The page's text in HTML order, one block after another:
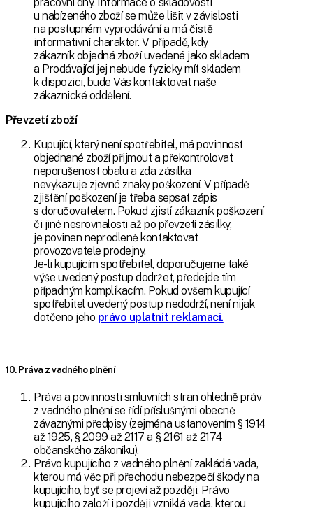
u nabízeného zboží se může lišit v závislosti
na postupném vyprodávání a má čistě
informativní charakter. V případě, kdy
zákazník objedná zboží uvedené jako skladem
a Prodávající jej nebude fyzicky mít skladem
k dispozici, bude Vás kontaktovat naše
zákaznické oddělení.
Převzetí zboží
Kupující, který není spotřebitel, má povinnost
objednané zboží přijmout a překontrolovat
neporušenost obalu a zda zásilka
nevykazuje zjevné znaky poškození. V případě
zjištění poškození je třeba sepsat zápis
s doručovatelem. Pokud zjistí zákazník poškození
či jiné nesrovnalosti až po převzetí zásilky,
je povinen neprodleně kontaktovat
provozovatele prodejny.
Je-li kupujícím spotřebitel, doporučujeme také
výše uvedený postup dodržet, předejde tím
případným komplikacím. Pokud ovšem kupující
spotřebitel uvedený postup nedodrží, není nijak
dotčeno jeho právo uplatnit reklamaci.
10. Práva z vadného plnění
Práva a povinnosti smluvních stran ohledně práv
z vadného plnění se řídí příslušnými obecně
závaznými předpisy (zejména ustanovením § 1914
až 1925, § 2099 až 2117 a § 2161 až 2174
občanského zákoníku).
Právo kupujícího z vadného plnění zakládá vada,
kterou má věc při přechodu nebezpečí škody na
kupujícího, byť se projeví až později. Právo
kupujícího založí i později vzniklá vada, kterou